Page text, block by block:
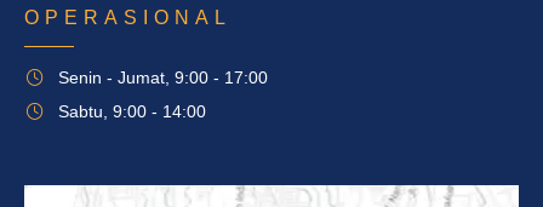
OPERASIONAL
Senin - Jumat, 9:00 - 17:00
Sabtu, 9:00 - 14:00